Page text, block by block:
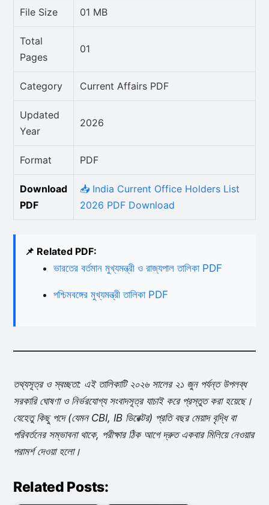
File Size 01 MB
Total
Pages
01
Category Current Affairs PDF
Updated
Year
2026
Format PDF
Download
PDF
📥 India Current Office Holders List
2026 PDF Download
📌 Related PDF:
ভারতের বর্তমান মুখ্যমন্ত্রী ও রাজ্যপাল তালিকা PDF
পশ্চিমবঙ্গের মুখ্যমন্ত্রী তালিকা PDF
তথ্যসূত্র ও স্বচ্ছতা: এই তালিকাটি ২০২৬ সালের ২১ জুন পর্যন্ত উপলব্ধ
সরকারি ঘোষণা ও নির্ভরযোগ্য সংবাদসূত্র যাচাই করে প্রস্তুত করা হয়েছে।
যেহেতু কিছু পদে (যেমন CBI, IB ডিরেক্টর) প্রতি বছর মেয়াদ বৃদ্ধি বা
পরিবর্তনের সম্ভাবনা থাকে, পরীক্ষার ঠিক আগে দ্রুত একবার মিলিয়ে নেওয়ার
পরামর্শ দেওয়া হলো।
Related Posts: